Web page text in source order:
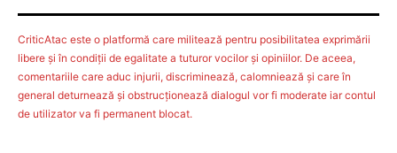
CriticAtac este o platformă care militează pentru posibilitatea exprimării
libere şi în condiţii de egalitate a tuturor vocilor şi opiniilor. De aceea,
comentariile care aduc injurii, discriminează, calomniează şi care în
general deturnează şi obstrucţionează dialogul vor fi moderate iar contul
de utilizator va fi permanent blocat.